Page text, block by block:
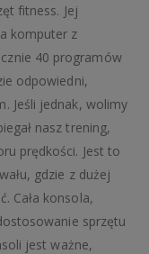
fitness. Jej
komputer z
40 programów
odpowiedni,
Jeśli jednak, wolimy
nasz trening,
prędkości. Jest to
gdzie z dużej
Cała konsola,
sprzętu
jest ważne,